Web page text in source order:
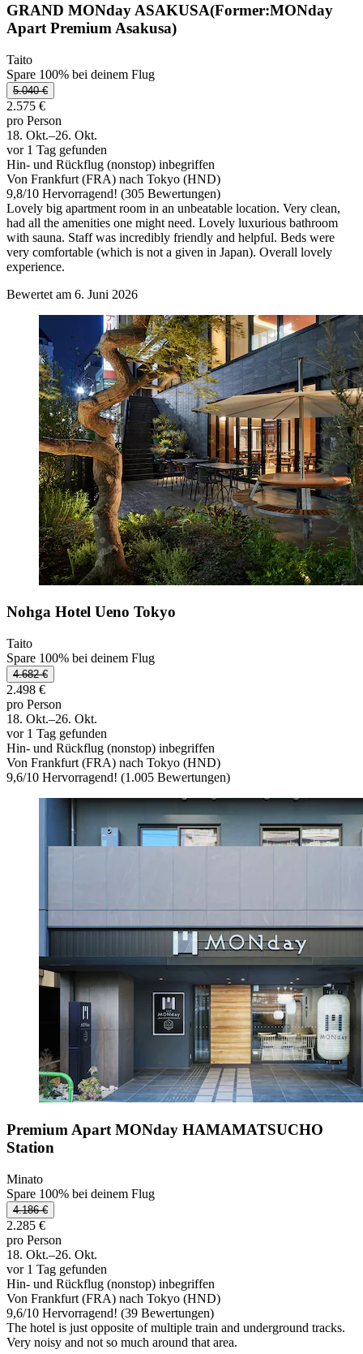
GRAND MONday ASAKUSA(Former:MONday
Apart Premium Asakusa)
Taito
Spare 100% bei deinem Flug
5.040 €
2.575 €
pro Person
18. Okt.–26. Okt.
vor 1 Tag gefunden
Hin- und Rückflug (nonstop) inbegriffen
Von Frankfurt (FRA) nach Tokyo (HND)
9,8/10 Hervorragend! (305 Bewertungen)
Lovely big apartment room in an unbeatable location. Very clean,
had all the amenities one might need. Lovely luxurious bathroom
with sauna. Staff was incredibly friendly and helpful. Beds were
very comfortable (which is not a given in Japan). Overall lovely
experience.
Bewertet am 6. Juni 2026
Nohga Hotel Ueno Tokyo
Taito
Spare 100% bei deinem Flug
4.682 €
2.498 €
pro Person
18. Okt.–26. Okt.
vor 1 Tag gefunden
Hin- und Rückflug (nonstop) inbegriffen
Von Frankfurt (FRA) nach Tokyo (HND)
9,6/10 Hervorragend! (1.005 Bewertungen)
Premium Apart MONday HAMAMATSUCHO
Station
Minato
Spare 100% bei deinem Flug
4.186 €
2.285 €
pro Person
18. Okt.–26. Okt.
vor 1 Tag gefunden
Hin- und Rückflug (nonstop) inbegriffen
Von Frankfurt (FRA) nach Tokyo (HND)
9,6/10 Hervorragend! (39 Bewertungen)
The hotel is just opposite of multiple train and underground tracks.
Very noisy and not so much around that area.